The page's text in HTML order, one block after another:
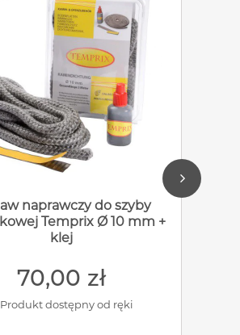
naprawczy do szyby
Temprix Ø 10 mm +
klej
70,00 zł
Produkt dostępny od ręki